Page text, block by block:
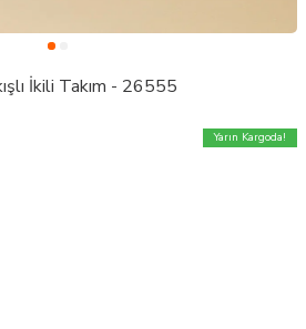
İkili Takım - 26555
Yarın Kargoda!